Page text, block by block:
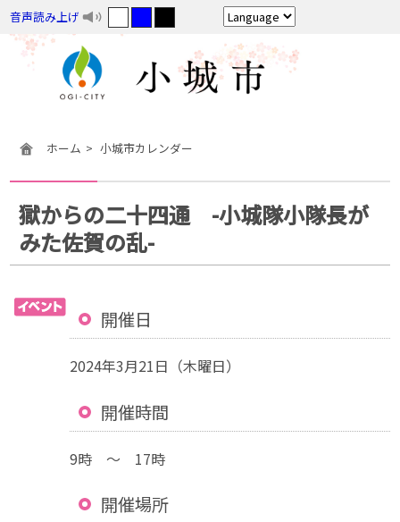
音声読み上げ
ホーム 小城市カレンダー
獄からの二十四通 -小城隊小隊長が
みた佐賀の乱-
開催日
2024年3月21日（木曜日）
開催時間
9時 ～ 17時
開催場所